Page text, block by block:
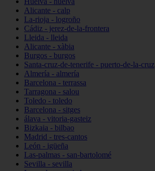
Alicante - calp
La-rioja - logroño
Cádiz - jerez-de-la-frontera
Lleida - lleida
Alicante - xàbia
Burgos - burgos
Santa-cruz-de-tenerife - puerto-de-la-cruz
Almería - almería
Barcelona - terrassa
Tarragona - salou
Toledo - toledo
Barcelona - sitges
álava - vitoria-gasteiz
Bizkaia - bilbao
Madrid - tres-cantos
León - igüeña
Las-palmas - san-bartolomé
Sevilla - sevilla